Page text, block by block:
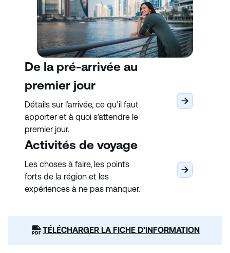
De la pré-arrivée au
premier jour
Détails sur l’arrivée, ce qu’il faut
apporter et à quoi s’attendre le
premier jour.
Activités de voyage
Les choses à faire, les points
forts de la région et les
expériences à ne pas manquer.
TÉLÉCHARGER LA FICHE D’INFORMATION